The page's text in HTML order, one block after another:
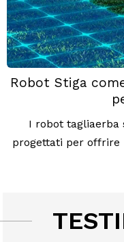
Robot Stiga
I robot tagliaerba
progettati per offrire